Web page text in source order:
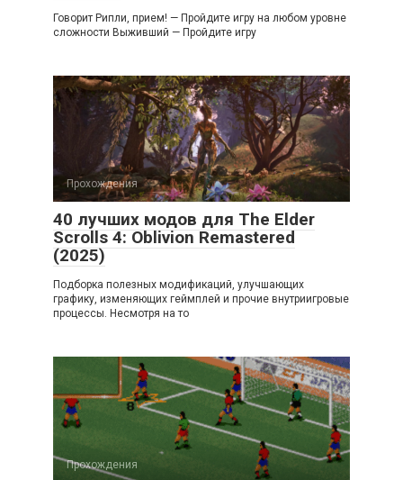
Говорит Рипли, прием! — Пройдите игру на любом уровне
сложности Выживший — Пройдите игру
Прохождения
40 лучших модов для The Elder
Scrolls 4: Oblivion Remastered
(2025)
Подборка полезных модификаций, улучшающих
графику, изменяющих геймплей и прочие внутриигровые
процессы. Несмотря на то
Прохождения